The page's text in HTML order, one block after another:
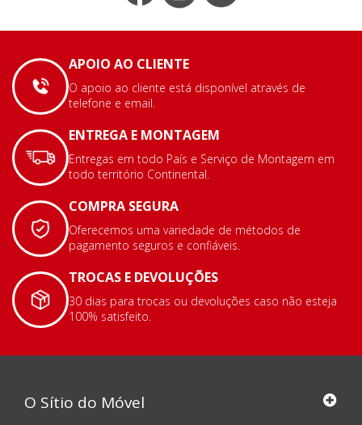
APOIO AO CLIENTE
O apoio ao cliente está disponível através de
telefone e email.
ENTREGA E MONTAGEM
Entregas em todo País e Serviço de Montagem em
todo território Continental.
COMPRA SEGURA
Oferecemos uma variedade de métodos de
pagamento seguros e confiáveis.
TROCAS E DEVOLUÇÕES
30 dias para trocas ou devoluções caso não esteja
100% satisfeito.
O Sítio do Móvel